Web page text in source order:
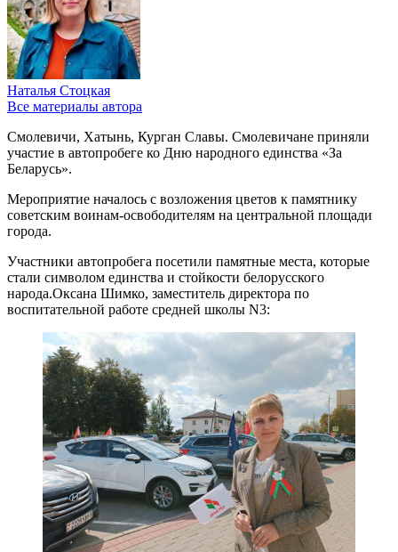
Наталья Стоцкая
Все материалы автора
Смолевичи, Хатынь, Курган Славы. Смолевичане приняли
участие в автопробеге ко Дню народного единства «За
Беларусь».
Мероприятие началось с возложения цветов к памятнику
советским воинам-освободителям на центральной площади
города.
Участники автопробега посетили памятные места, которые
стали символом единства и стойкости белорусского
народа.Оксана Шимко, заместитель директора по
воспитательной работе средней школы N3: